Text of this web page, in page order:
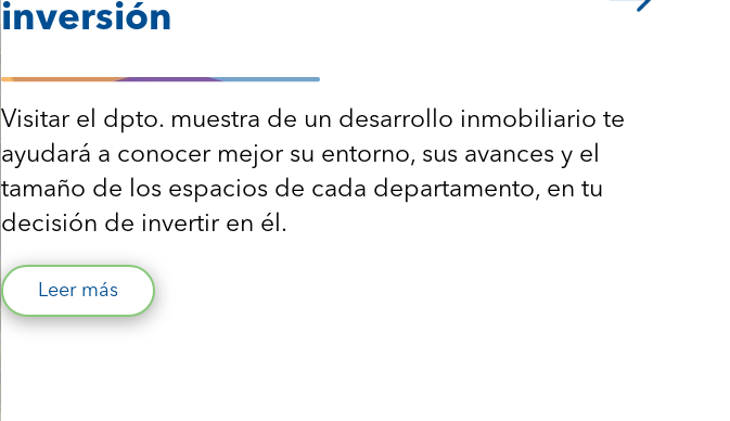
inversión
Visitar el dpto. muestra de un desarrollo inmobiliario te
ayudará a conocer mejor su entorno, sus avances y el
tamaño de los espacios de cada departamento, en tu
decisión de invertir en él.
Leer más